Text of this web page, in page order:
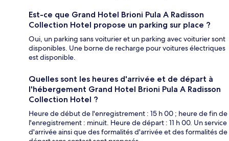
Est-ce que Grand Hotel Brioni Pula A Radisson
Collection Hotel propose un parking sur place ?
Oui, un parking sans voiturier et un parking avec voiturier sont
disponibles. Une borne de recharge pour voitures électriques
est disponible.
Quelles sont les heures d'arrivée et de départ à
l'hébergement Grand Hotel Brioni Pula A Radisson
Collection Hotel ?
Heure de début de l'enregistrement : 15 h 00 ; heure de fin de
l'enregistrement : minuit. Heure de départ : 11 h 00. Un service
d'arrivée ainsi que des formalités d'arrivée et des formalités de